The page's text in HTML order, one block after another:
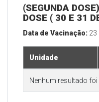
(SEGUNDA
DOSE ( 30 E 31
Data de Vacinação: 23
Unidade
Nenhum resultado foi